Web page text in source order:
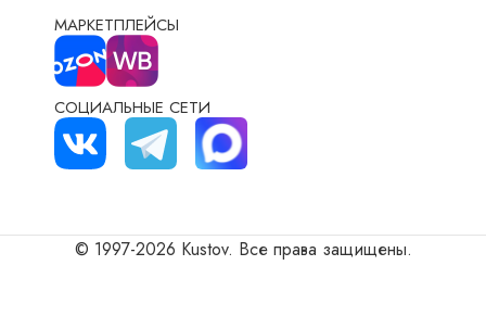
МАРКЕТПЛЕЙСЫ
СОЦИАЛЬНЫЕ СЕТИ
© 1997-2026 Kustov. Все права защищены.